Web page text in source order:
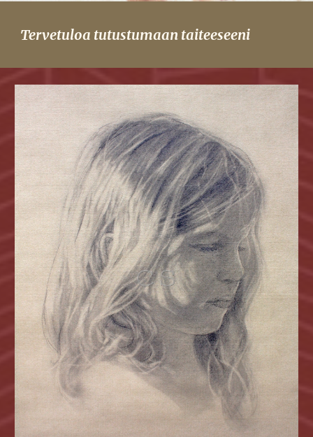
Tervetuloa tutustumaan taiteeseeni